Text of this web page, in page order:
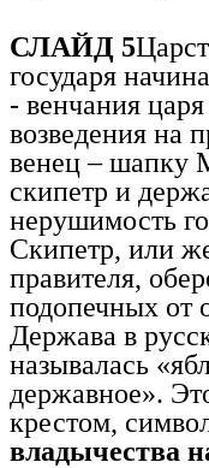
СЛАЙД 5
государя
- венчания
возведения на
венец – шапку
скипетр и
нерушимость
Скипетр, или
правителя,
подопечных от
Держава в
называлась
державное».
крестом,
владычества